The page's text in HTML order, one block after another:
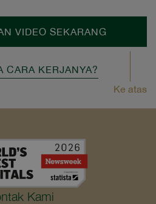
VIDEO SEKARANG
CARA KERJANYA?
Ke atas
Kami